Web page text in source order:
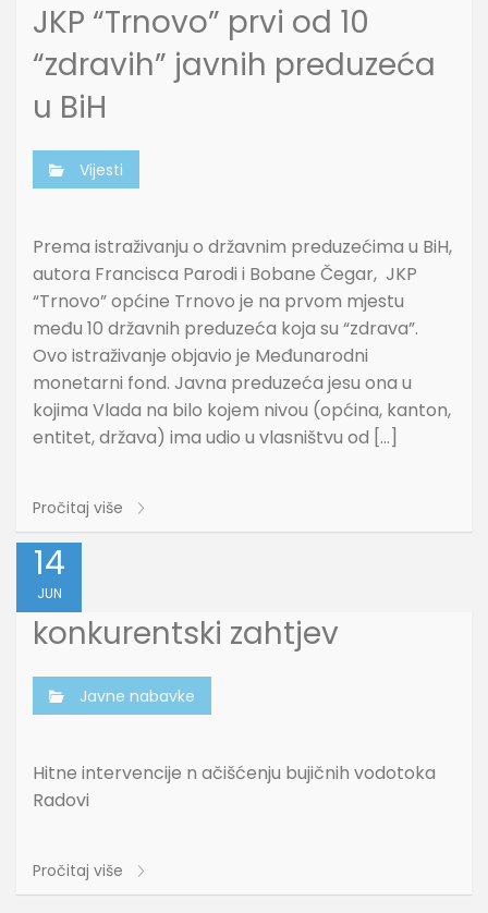
JKP “Trnovo” prvi od 10
“zdravih” javnih preduzeća
u BiH
Vijesti
Prema istraživanju o državnim preduzećima u BiH,
autora Francisca Parodi i Bobane Čegar, JKP
“Trnovo” općine Trnovo je na prvom mjestu
među 10 državnih preduzeća koja su “zdrava”.
Ovo istraživanje objavio je Međunarodni
monetarni fond. Javna preduzeća jesu ona u
kojima Vlada na bilo kojem nivou (općina, kanton,
entitet, država) ima udio u vlasništvu od […]
Pročitaj više
14
JUN
konkurentski zahtjev
Javne nabavke
Hitne intervencije n ačišćenju bujičnih vodotoka
Radovi
Pročitaj više